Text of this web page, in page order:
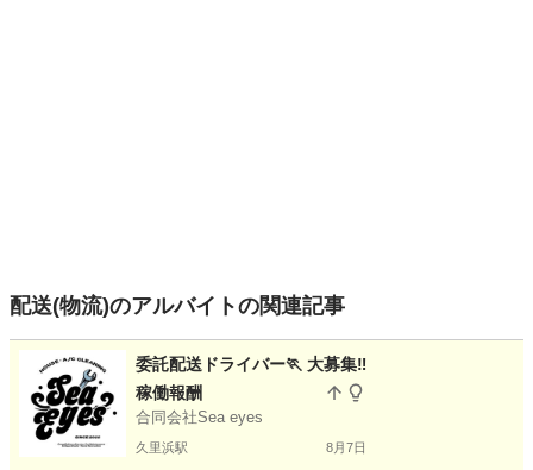
配送(物流)のアルバイトの関連記事
委託配送ドライバー🏃 大募集‼️
稼働報酬
合同会社Sea eyes
久里浜駅 8月7日